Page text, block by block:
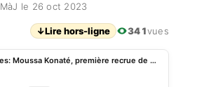
MàJ le 26 oct 2023
↓Lire hors-ligne 341vues
Bourges: Moussa Konaté, première recrue de Sadio Mané